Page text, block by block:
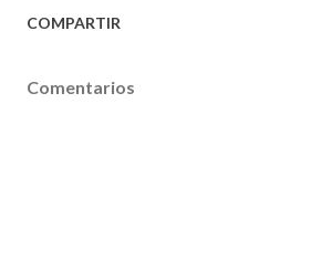
COMPARTIR
Comentarios